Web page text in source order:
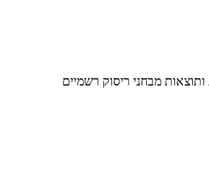
מבחני ריסוק רשמיים